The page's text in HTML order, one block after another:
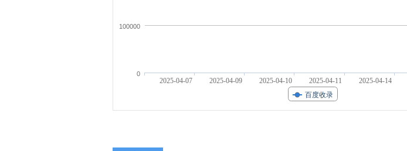
百度收录
2025-04-07 2025-04-09 2025-04-10 2025-04-11 2025-04-14
0
100000